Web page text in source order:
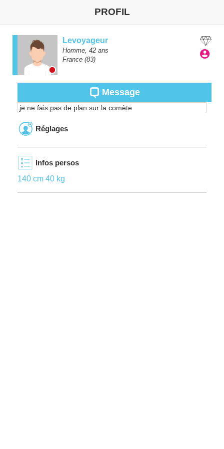
PROFIL
Levoyageur
Homme, 42 ans
France (83)
Message
je ne fais pas de plan sur la comète
Réglages
Infos persos
140 cm 40 kg